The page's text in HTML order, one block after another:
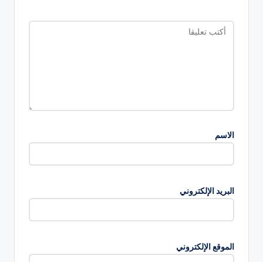
الاسم
البريد الإلكتروني
الموقع الإلكتروني